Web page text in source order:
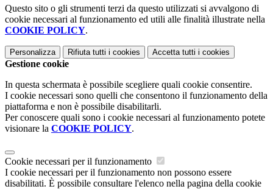
Questo sito o gli strumenti terzi da questo utilizzati si avvalgono di
cookie necessari al funzionamento ed utili alle finalità illustrate nella
COOKIE POLICY.
Personalizza Rifiuta tutti i cookies Accetta tutti i cookies
Gestione cookie
In questa schermata è possibile scegliere quali cookie consentire.
I cookie necessari sono quelli che consentono il funzionamento della
piattaforma e non è possibile disabilitarli.
Per conoscere quali sono i cookie necessari al funzionamento potete
visionare la COOKIE POLICY.
Cookie necessari per il funzionamento
I cookie necessari per il funzionamento non possono essere
disabilitati. È possibile consultare l'elenco nella pagina della cookie